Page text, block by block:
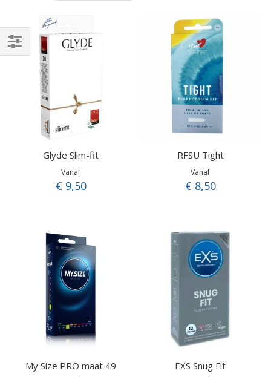
sorteren
Glyde Slim-fit
Vanaf
€ 9,50
RFSU Tight
Vanaf
€ 8,50
My Size PRO maat 49 EXS Snug Fit
Filteren